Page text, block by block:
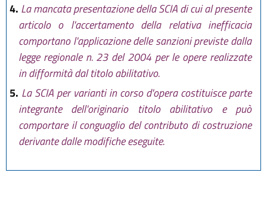
4. La mancata presentazione della SCIA di cui al presente
articolo o l'accertamento della relativa inefficacia
comportano l'applicazione delle sanzioni previste dalla
legge regionale n. 23 del 2004 per le opere realizzate
in difformità dal titolo abilitativo.
5. La SCIA per varianti in corso d'opera costituisce parte
integrante dell'originario titolo abilitativo e può
comportare il conguaglio del contributo di costruzione
derivante dalle modifiche eseguite.